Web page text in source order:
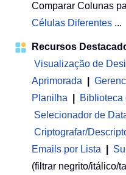
Comparar Colunas
Células Diferentes ...
Recursos
Visualização de
Aprimorada
Planilha
Biblioteca
Selecionador de
Criptografar/
Emails por Lista
(filtrar negrito/itálico/